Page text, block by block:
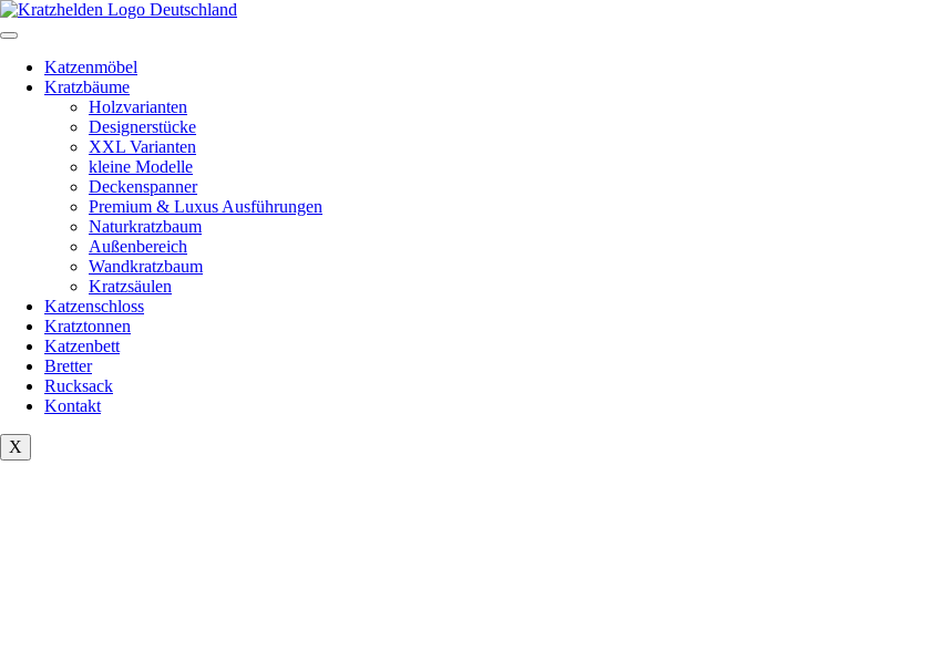
Zum
Inhalt
Katzenmöbel
Kratzbäume
Holzvarianten
Designerstücke
XXL Varianten
kleine Modelle
Deckenspanner
Premium & Luxus Ausführungen
Naturkratzbaum
Außenbereich
Wandkratzbaum
Kratzsäulen
Katzenschloss
Kratztonnen
Katzenbett
Bretter
Rucksack
Kontakt
X